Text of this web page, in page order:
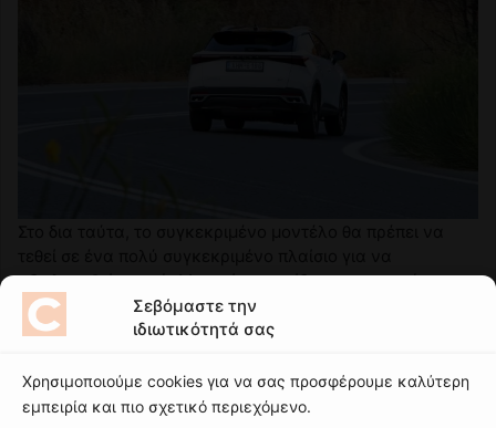
Σεβόμαστε την
ιδιωτικότητά σας
Χρησιμοποιούμε cookies για να σας προσφέρουμε καλύτερη
εμπειρία και πιο σχετικό περιεχόμενο.